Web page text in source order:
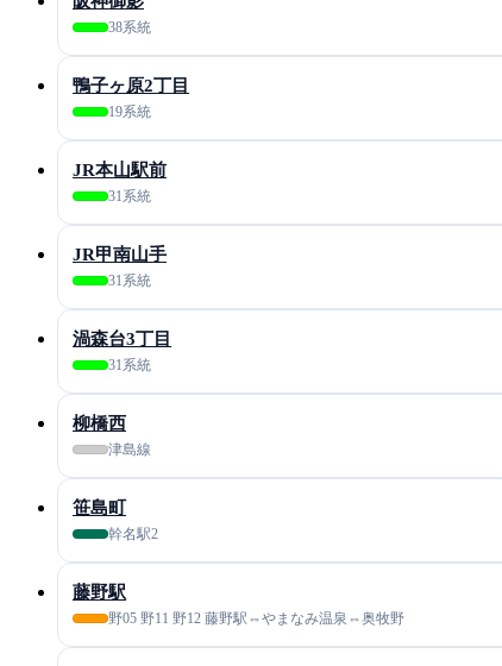
38系統
鴨子ヶ原2丁目
19系統
JR本山駅前
31系統
JR甲南山手
31系統
渦森台3丁目
31系統
柳橋西
津島線
笹島町
幹名駅2
藤野駅
野05 野11 野12 藤野駅⇔やまなみ温泉⇔奥牧野